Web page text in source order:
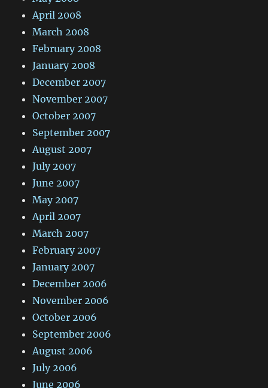
April 2008
March 2008
February 2008
January 2008
December 2007
November 2007
October 2007
September 2007
August 2007
July 2007
June 2007
May 2007
April 2007
March 2007
February 2007
January 2007
December 2006
November 2006
October 2006
September 2006
August 2006
July 2006
June 2006